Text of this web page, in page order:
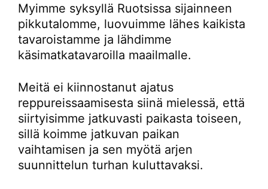
Myimme syksyllä Ruotsissa sijainneen
pikkutalomme, luovuimme lähes kaikista
tavaroistamme ja lähdimme
käsimatkatavaroilla maailmalle.
Meitä ei kiinnostanut ajatus
reppureissaamisesta siinä mielessä, että
siirtyisimme jatkuvasti paikasta toiseen,
sillä koimme jatkuvan paikan
vaihtamisen ja sen myötä arjen
suunnittelun turhan kuluttavaksi.